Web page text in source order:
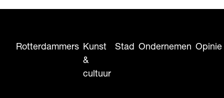
Rotterdammers Kunst
&
cultuur
Stad Ondernemen Opinie